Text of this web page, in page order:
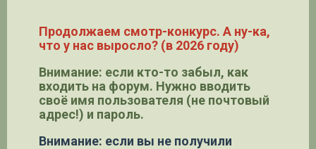
Продолжаем смотр-конкурс. А ну-ка,
что у нас выросло? (в 2026 году)
Внимание: если кто-то забыл, как
входить на форум. Нужно вводить
своё имя пользователя (не почтовый
адрес!) и пароль.
Внимание: если вы не получили